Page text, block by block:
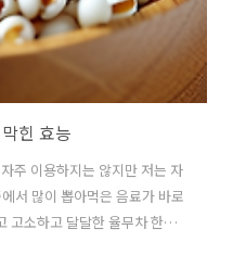
힌 효능
주 이용하지는 않지만 저는 자
서 많이 뽑아먹은 음료가 바로
고소하고 달달한 율무차 한잔
은 이 율무차의 주재료인 '율